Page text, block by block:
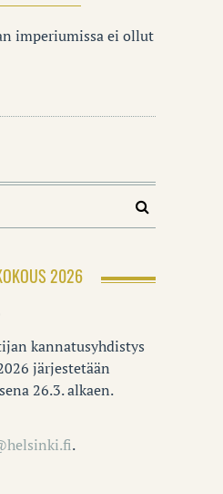
imperiumissa ei ollut
2026
kannatusyhdistys
järjestetään
26.3. alkaen.
.